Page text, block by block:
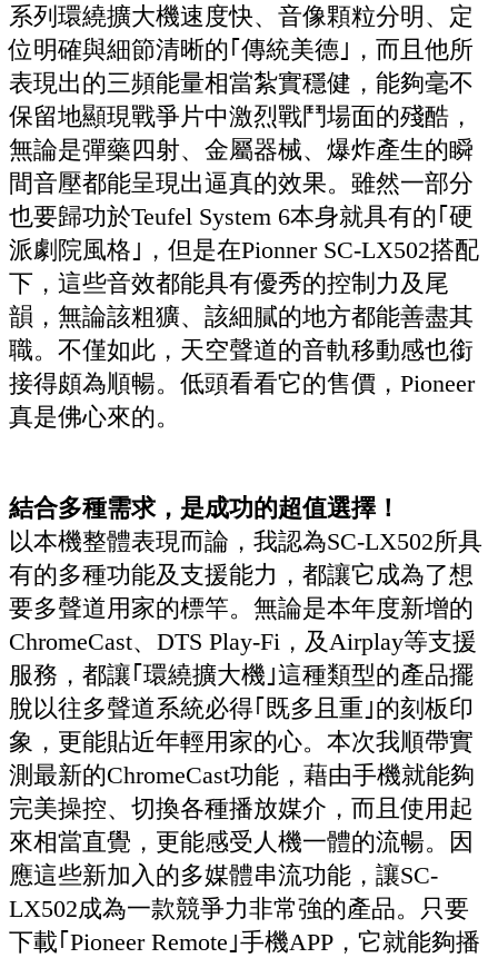
系列環繞擴大機速度快、音像顆粒分明、定
位明確與細節清晰的｢傳統美德｣，而且他所
表現出的三頻能量相當紮實穩健，能夠毫不
保留地顯現戰爭片中激烈戰鬥場面的殘酷，
無論是彈藥四射、金屬器械、爆炸產生的瞬
間音壓都能呈現出逼真的效果。雖然一部分
也要歸功於Teufel System 6本身就具有的｢硬
派劇院風格｣，但是在Pionner SC-LX502搭配
下，這些音效都能具有優秀的控制力及尾
韻，無論該粗獷、該細膩的地方都能善盡其
職。不僅如此，天空聲道的音軌移動感也銜
接得頗為順暢。低頭看看它的售價，Pioneer
真是佛心來的。
結合多種需求，是成功的超值選擇！
以本機整體表現而論，我認為SC-LX502所具
有的多種功能及支援能力，都讓它成為了想
要多聲道用家的標竿。無論是本年度新增的
ChromeCast、DTS Play-Fi，及Airplay等支援
服務，都讓｢環繞擴大機｣這種類型的產品擺
脫以往多聲道系統必得｢既多且重｣的刻板印
象，更能貼近年輕用家的心。本次我順帶實
測最新的ChromeCast功能，藉由手機就能夠
完美操控、切換各種播放媒介，而且使用起
來相當直覺，更能感受人機一體的流暢。因
應這些新加入的多媒體串流功能，讓SC-
LX502成為一款競爭力非常強的產品。只要
下載｢Pioneer Remote｣手機APP，它就能夠播